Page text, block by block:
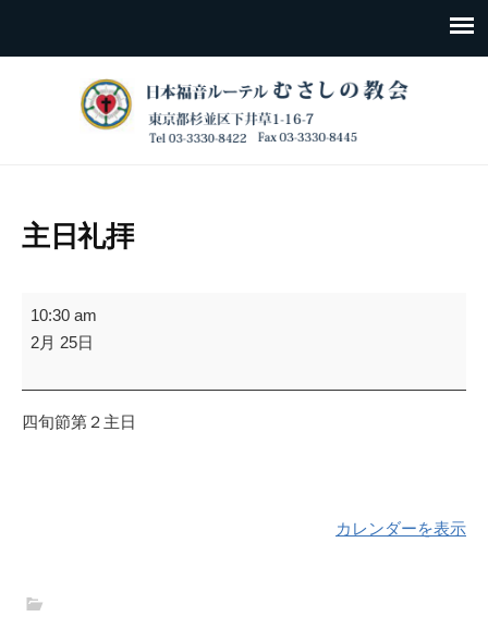
主日礼拝
主
日
拝
10:30 am
2月 25日
四旬節第２主日
カレンダーを表示